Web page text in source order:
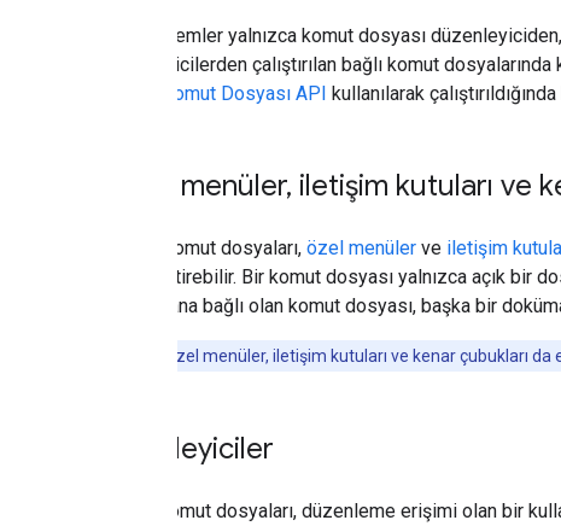
Bu yöntemler yalnızca komut dosyası
tetikleyicilerden çalıştırılan bağlı komut
Apps Komut Dosyası API kullanılarak
Özel menüler, iletişim kutuları ve
Sınırlı komut dosyaları, özel menüler ve iletişim
özelleştirebilir. Bir komut dosyası yalnızca açık bir
dokümana bağlı olan komut dosyası, başka bir
Eklentiler özel menüler, iletişim kutuları ve kenar çubukları da
Tetikleyiciler
Bağlı komut dosyaları, düzenleme erişimi olan bir